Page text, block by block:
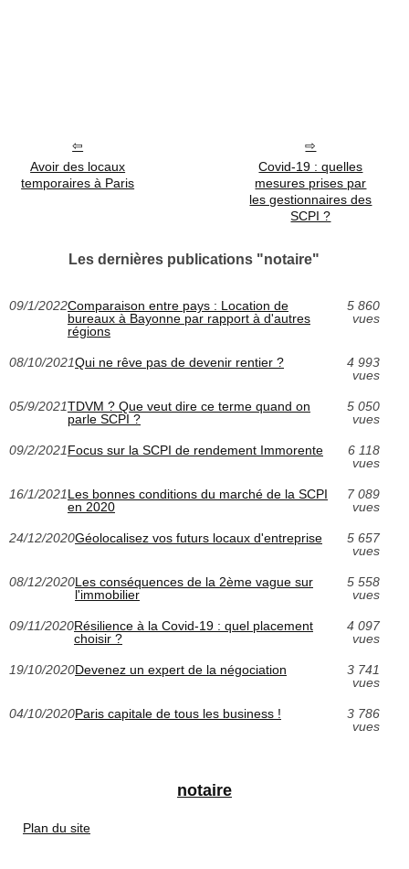
Avoir des locaux
temporaires à Paris
Covid-19 : quelles
mesures prises par
les gestionnaires des
SCPI ?
Les dernières publications "notaire"
09/1/2022Comparaison entre pays : Location de
bureaux à Bayonne par rapport à d'autres
régions
5 860
vues
08/10/2021Qui ne rêve pas de devenir rentier ?
4 993
vues
05/9/2021TDVM ? Que veut dire ce terme quand on
parle SCPI ?
5 050
vues
09/2/2021Focus sur la SCPI de rendement Immorente
6 118
vues
16/1/2021Les bonnes conditions du marché de la SCPI
en 2020
7 089
vues
24/12/2020Géolocalisez vos futurs locaux d'entreprise
5 657
vues
08/12/2020Les conséquences de la 2ème vague sur
l'immobilier
5 558
vues
09/11/2020Résilience à la Covid-19 : quel placement
choisir ?
4 097
vues
19/10/2020Devenez un expert de la négociation
3 741
vues
04/10/2020Paris capitale de tous les business !
3 786
vues
notaire
Plan du site